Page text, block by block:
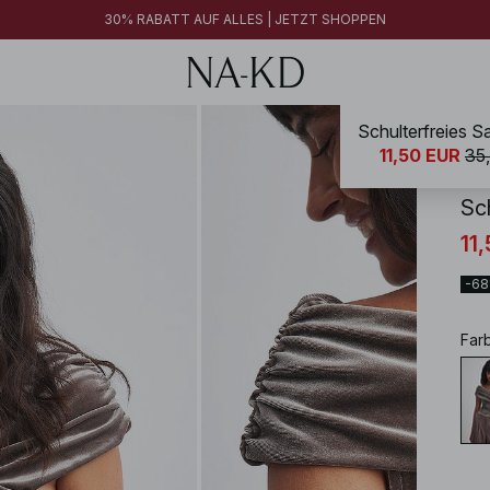
30% RABATT AUF ALLES | JETZT SHOPPEN
NA-
-
Schulterfreies
11,50 EUR